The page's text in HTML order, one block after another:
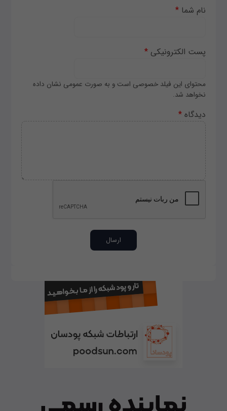
نام شما*
پست الکترونیکی*
محتوای این فیلد خصوصی است و به صورت عمومی نشان داده
نخواهد شد.
دیدگاه*